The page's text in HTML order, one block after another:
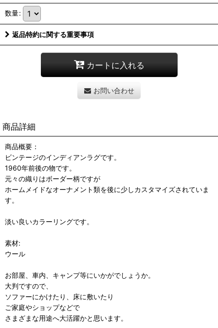
数量:
返品特約に関する重要事項
カートに入れる
お問い合わせ
商品詳細
商品概要：
ビンテージのインディアンラグです。
1960年前後の物です。
元々の織りはボーダー柄ですが
ホームメイドなオーナメント類を後に少しカスタマイズされていま
す。
淡い良いカラーリングです。
素材:
ウール
お部屋、車内、キャンプ等にいかがでしょうか。
大判ですので、
ソファーにかけたり、床に敷いたり
ご家庭やショップなどで
さまざまな用途へ大活躍かと思います。